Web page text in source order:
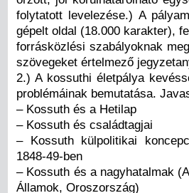
folytatott levelezése.) A
gépelt oldal (18.000 karakter),
forrásközlési szabályoknak
szövegeket értelmező
2.) A kossuthi életpálya
problémáinak bemutatása.
– Kossuth és a Hetilap
– Kossuth és családtagjai
– Kossuth külpolitikai
1848-49-ben
– Kossuth és a nagyhatalmak
Államok, Oroszország)